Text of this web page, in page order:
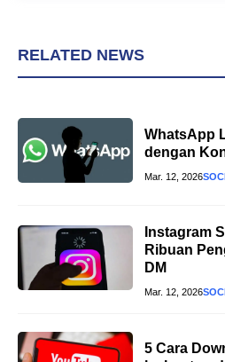
RELATED NEWS
WhatsApp
dengan
Mar. 12, 2026
Instagram
Ribuan
DM
Mar. 12, 2026
5 Cara